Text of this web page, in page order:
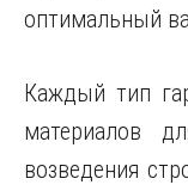
оптимальный
Каждый тип
материалов
возведения